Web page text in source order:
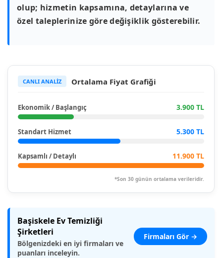
olup; hizmetin kapsamına, detaylarına ve
özel taleplerinize göre değişiklik gösterebilir.
CANLI ANALİZ Ortalama Fiyat Grafiği
Ekonomik / Başlangıç 3.900 TL
Standart Hizmet 5.300 TL
Kapsamlı / Detaylı 11.900 TL
*Son 30 günün ortalama verileridir.
Başiskele Ev Temizliği
Şirketleri
Bölgenizdeki en iyi firmaları ve
puanları inceleyin.
Firmaları Gör →